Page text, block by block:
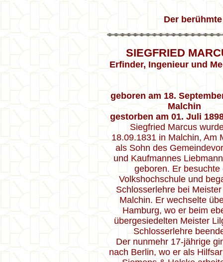
Der
SIEGFRIED
Erfinder, Ingenieur und
geboren am 18.
Malchin
gestorben am 01. Juli
Siegfried Marcus
18.09.1831 in Malchin, Am
als Sohn des
und Kaufmannes
geboren. Er besuchte
Volkshochschule und
Schlosserlehre bei
Malchin. Er wechselte
Hamburg, wo er beim
übergesiedelten Meister
Schlosserlehre
Der nunmehr 17-jährige
nach Berlin, wo er als